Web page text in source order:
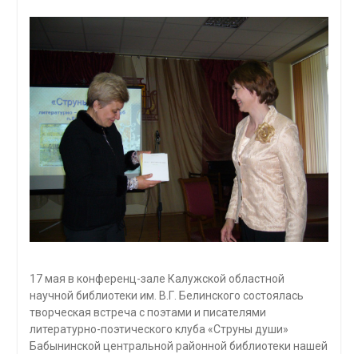
17 мая в конференц-зале Калужской областной
научной библиотеки им. В.Г. Белинского состоялась
творческая встреча с поэтами и писателями
литературно-поэтического клуба «Струны души»
Бабынинской центральной районной библиотеки нашей